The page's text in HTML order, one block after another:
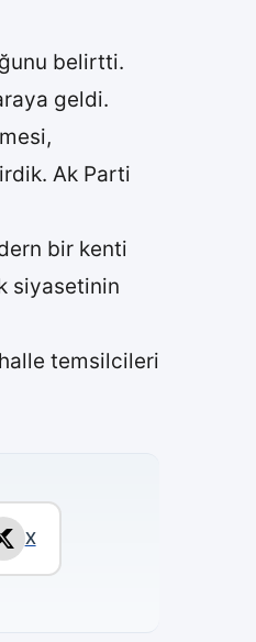
belirtti.
geldi.
Ak Parti
bir kenti
siyasetinin
temsilcileri
X